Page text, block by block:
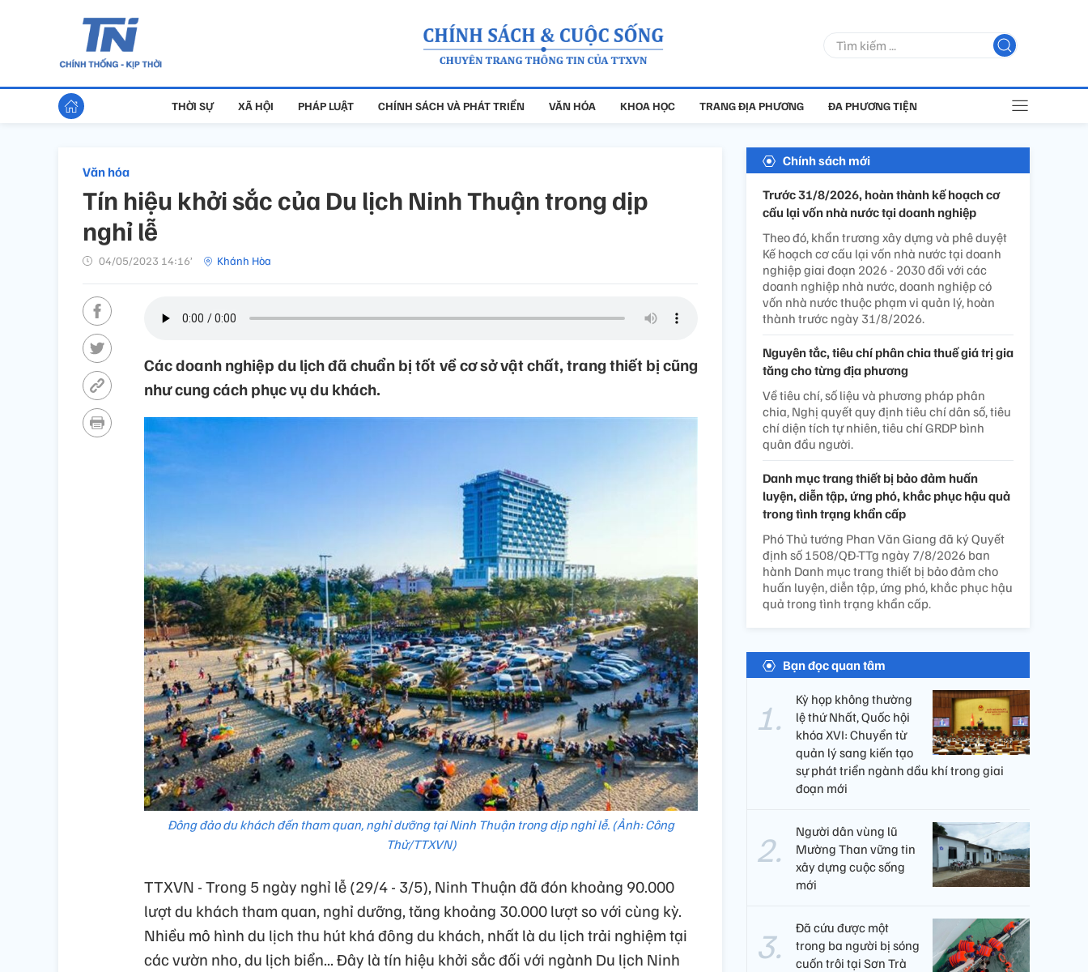
THỜI SỰ XÃ HỘI PHÁP LUẬT CHÍNH SÁCH VÀ PHÁT TRIỂN VĂN HÓA KHOA HỌC TRANG ĐỊA PHƯƠNG ĐA PHƯƠNG TIỆN
Văn hóa
Tín hiệu khởi sắc của Du lịch Ninh Thuận trong dịp
nghỉ lễ
04/05/2023 14:16’ Khánh Hòa
Các doanh nghiệp du lịch đã chuẩn bị tốt về cơ sở vật chất, trang thiết bị cũng
như cung cách phục vụ du khách.
Đông đảo du khách đến tham quan, nghỉ dưỡng tại Ninh Thuận trong dịp nghỉ lễ. (Ảnh: Công
Thử/TTXVN)
TTXVN - Trong 5 ngày nghỉ lễ (29/4 - 3/5), Ninh Thuận đã đón khoảng 90.000
lượt du khách tham quan, nghỉ dưỡng, tăng khoảng 30.000 lượt so với cùng kỳ.
Nhiều mô hình du lịch thu hút khá đông du khách, nhất là du lịch trải nghiệm tại
các vườn nho, du lịch biển... Đây là tín hiệu khởi sắc đối với ngành Du lịch Ninh
Chính sách mới
Trước 31/8/2026, hoàn thành kế hoạch cơ
cấu lại vốn nhà nước tại doanh nghiệp
Theo đó, khẩn trương xây dựng và phê duyệt
Kế hoạch cơ cấu lại vốn nhà nước tại doanh
nghiệp giai đoạn 2026 - 2030 đối với các
doanh nghiệp nhà nước, doanh nghiệp có
vốn nhà nước thuộc phạm vi quản lý, hoàn
thành trước ngày 31/8/2026.
Nguyên tắc, tiêu chí phân chia thuế giá trị gia
tăng cho từng địa phương
Về tiêu chí, số liệu và phương pháp phân
chia, Nghị quyết quy định tiêu chí dân số, tiêu
chí diện tích tự nhiên, tiêu chí GRDP bình
quân đầu người.
Danh mục trang thiết bị bảo đảm huấn
luyện, diễn tập, ứng phó, khắc phục hậu quả
trong tình trạng khẩn cấp
Phó Thủ tướng Phan Văn Giang đã ký Quyết
định số 1508/QĐ-TTg ngày 7/8/2026 ban
hành Danh mục trang thiết bị bảo đảm cho
huấn luyện, diễn tập, ứng phó, khắc phục hậu
quả trong tình trạng khẩn cấp.
Bạn đọc quan tâm
Kỳ họp không thường
lệ thứ Nhất, Quốc hội
khóa XVI: Chuyển từ
quản lý sang kiến tạo
sự phát triển ngành dầu khí trong giai
đoạn mới
Người dân vùng lũ
Mường Than vững tin
xây dựng cuộc sống
mới
Đã cứu được một
trong ba người bị sóng
cuốn trôi tại Sơn Trà